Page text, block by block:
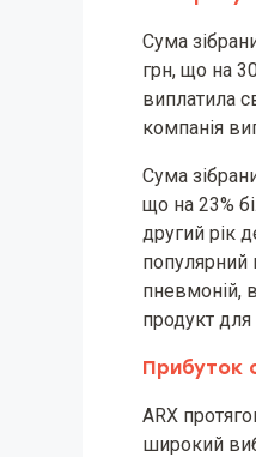
Сума
грн, що на
виплатила
компанія
Сума
що на 23%
другий рік
популярний
пневмоній,
продукт для
Прибуток
ARX
широкий